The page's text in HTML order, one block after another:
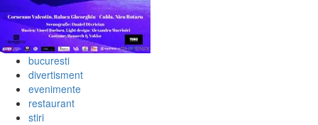
bucuresti
divertisment
evenimente
restaurant
stiri